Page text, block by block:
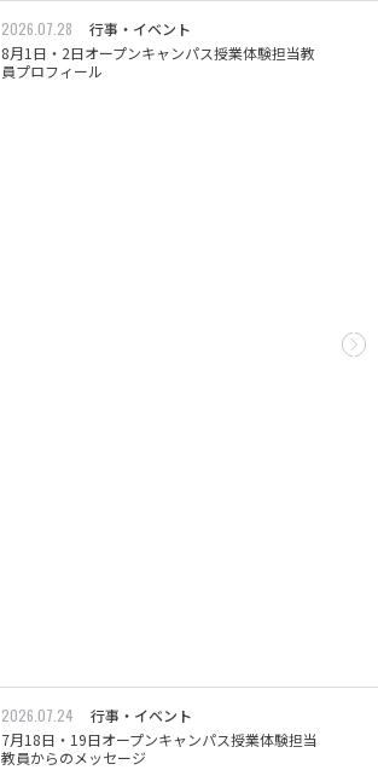
2026.07.28
行事・イベント
8月1日・2日オープンキャンパス授業体験担当教
員プロフィール
2026.07.24
行事・イベント
7月18日・19日オープンキャンパス授業体験担当
教員からのメッセージ